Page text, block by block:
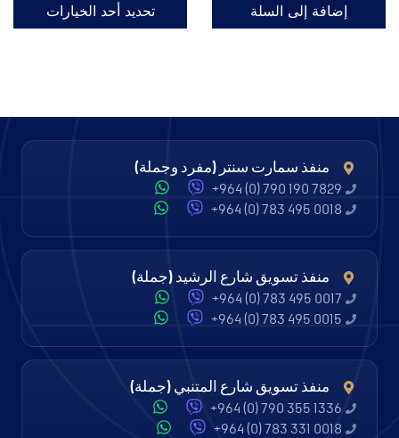
إضافة إلى السلة تحديد أحد الخيارات
منفذ سمارت سنتر (مفرد وجملة)
+964 (0) 790 190 7829
+964 (0) 783 495 0018
منفذ تسويق شارع الرشيد (جملة)
+964 (0) 783 495 0017
+964 (0) 783 495 0015
منفذ تسويق شارع المتنبي (جملة)
+964 (0) 790 355 1336
+964 (0) 783 331 0018